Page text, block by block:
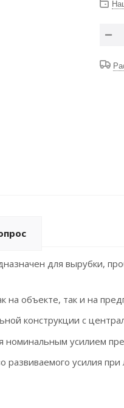
для вырубки,
объекте, так и на
конструкции с
усилием
развиваемого усилия